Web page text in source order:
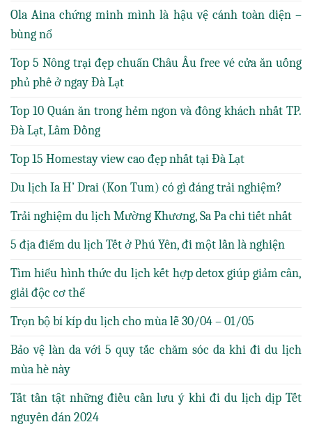
Ola Aina chứng minh mình là hậu vệ cánh toàn diện –
bùng nổ
Top 5 Nông trại đẹp chuẩn Châu Âu free vé cửa ăn uống
phủ phê ở ngay Đà Lạt
Top 10 Quán ăn trong hẻm ngon và đông khách nhất TP.
Đà Lạt, Lâm Đồng
Top 15 Homestay view cao đẹp nhất tại Đà Lạt
Du lịch Ia H’ Drai (Kon Tum) có gì đáng trải nghiệm?
Trải nghiệm du lịch Mường Khương, Sa Pa chi tiết nhất
5 địa điểm du lịch Tết ở Phú Yên, đi một lần là nghiện
Tìm hiểu hình thức du lịch kết hợp detox giúp giảm cân,
giải độc cơ thể
Trọn bộ bí kíp du lịch cho mùa lễ 30/04 – 01/05
Bảo vệ làn da với 5 quy tắc chăm sóc da khi đi du lịch
mùa hè này
Tất tần tật những điều cần lưu ý khi đi du lịch dịp Tết
nguyên đán 2024